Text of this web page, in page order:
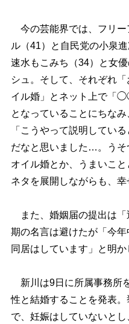
今の芸能界では、フリー
ル（41）と自民党の小泉
速水もこみち（34）と女
シュ。そして、それぞれ
イル婚」とネット上で「
となっていることにちな
「こうやって説明してい
だなと思いました…。うそ
オイル婚とか、うまいこ
ネタを展開しながらも、幸
また、婚姻届の提出は「
期の名言は避けたが「今
同居はしています」と明か
新川は9日に所属事務所
性と結婚することを発表
で、妊娠はしていないと